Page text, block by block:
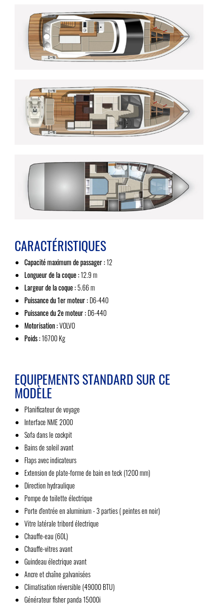
CARACTÉRISTIQUES
Capacité maximum de passager :12
Longueur de la coque :12.9 m
Largeur de la coque :5.66 m
Puissance du 1er moteur :D6-440
Puissance du 2e moteur :D6-440
Motorisation :VOLVO
Poids :16700 Kg
EQUIPEMENTS STANDARD SUR CE
MODÈLE
Planificateur de voyage
Interface NME 2000
Sofa dans le cockpit
Bains de soleil avant
Flaps avec indicateurs
Extension de plate-forme de bain en teck (1200 mm)
Direction hydraulique
Pompe de toilette électrique
Porte d'entrée en aluminium - 3 parties ( peintes en noir)
Vitre latérale tribord électrique
Chauffe-eau (60L)
Chauffe-vitres avant
Guindeau électrique avant
Ancre et chaîne galvanisées
Climatisation réversible (49000 BTU)
Générateur fisher panda 15000i